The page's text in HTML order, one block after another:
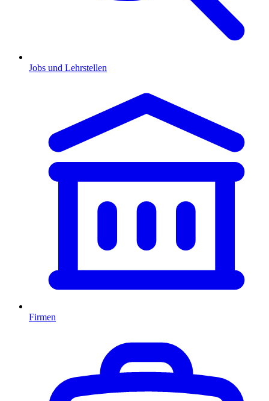
Jobs und Lehrstellen
Firmen